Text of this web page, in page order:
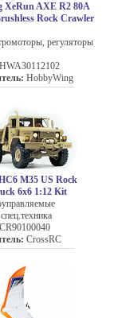
XeRun AXE R2 80A
Rock Crawler
регуляторы
HWA30112102
HobbyWing
M35 US Rock
6x6 1:12 Kit
CR90100040
CrossRC